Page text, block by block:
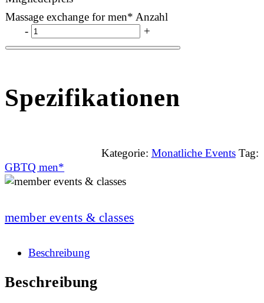
Massage exchange for men* Anzahl
-
+
Spezifikationen
Kategorie: Monatliche Events Tag:
GBTQ men*
member events & classes
Beschreibung
Beschreibung